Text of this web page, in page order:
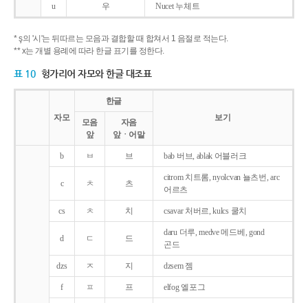
u 우 Nucet 누체트
* ş의 '시'는 뒤따르는 모음과 결합할 때 합쳐서 1 음절로 적는다.
** x는 개별 용례에 따라 한글 표기를 정한다.
표 10 헝가리어 자모와 한글 대조표
자모
한글
보기
모음
앞
자음
앞ㆍ어말
b ㅂ 브 bab 버브, ablak 어블러크
c ㅊ 츠
citrom 치트롬, nyolcvan 뇰츠번, arc
어르츠
cs ㅊ 치 csavar 처버르, kulcs 쿨치
d ㄷ 드
daru 더루, medve 메드베, gond
곤드
dzs ㅈ 지 dzsem 젬
f ㅍ 프 elfog 엘포그